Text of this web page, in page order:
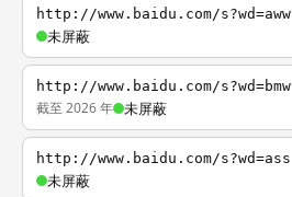
http://www.baidu.com/s?wd=aww
未屏蔽
http://www.baidu.com/s?wd=bmw
截至 2026 年 未屏蔽
http://www.baidu.com/s?wd=ass
未屏蔽